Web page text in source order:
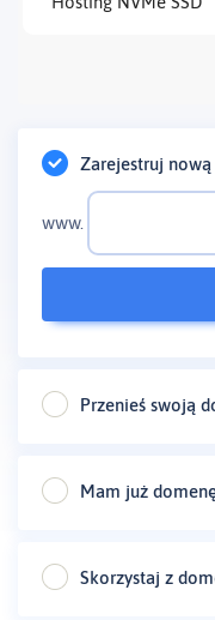
Zarejestruj
www.
Przenieś swoją
Mam już
Skorzystaj z